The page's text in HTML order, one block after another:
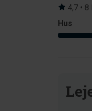
4,7 •
Hus